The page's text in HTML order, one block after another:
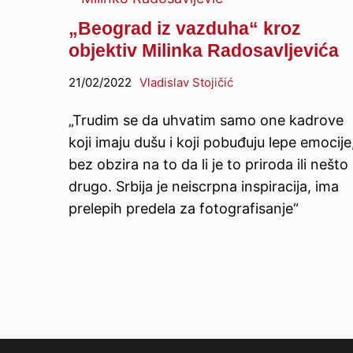
„Beograd iz vazduha“ kroz
objektiv Milinka Radosavljevića
21/02/2022 Vladislav Stojičić
„Trudim se da uhvatim samo one kadrove
koji imaju dušu i koji pobuđuju lepe
bez obzira na to da li je to priroda ili nešto
drugo. Srbija je neiscrpna inspiracija, ima
prelepih predela za fotografisanje“